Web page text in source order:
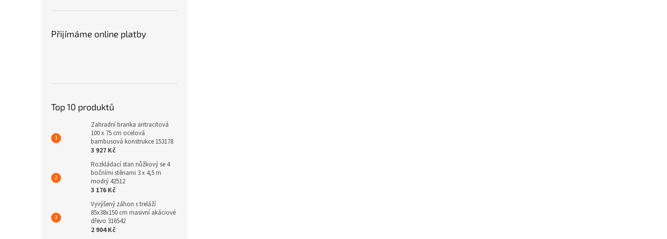
Přijímáme online platby
Top 10 produktů
Zahradní branka antracitová
100 x 75 cm ocelová
bambusová konstrukce 153178
3 927 Kč
Rozkládací stan nůžkový se 4
bočními stěnami 3 x 4,5 m
modrý 42512
3 176 Kč
Vyvýšený záhon s treláží
85x38x150 cm masivní akáciové
dřevo 316542
2 904 Kč